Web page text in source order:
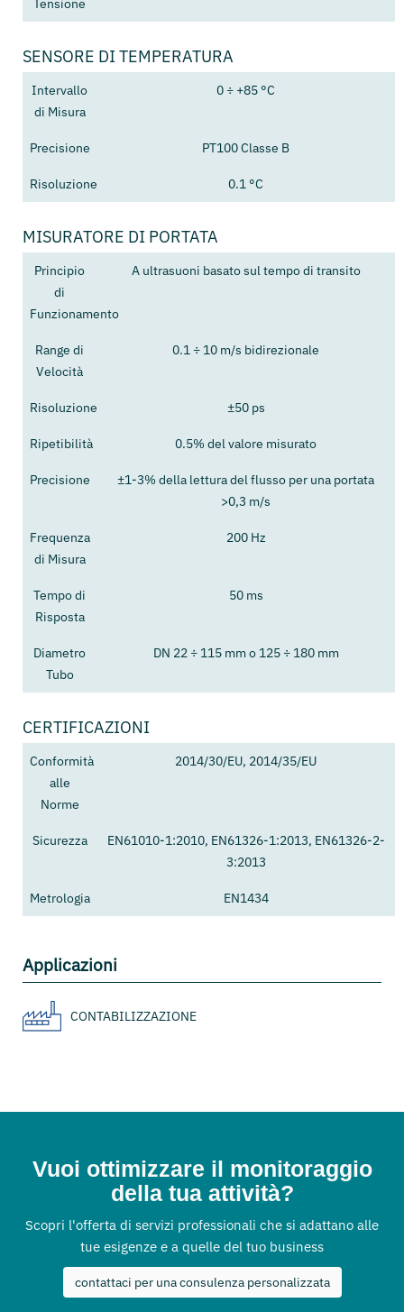
Tensione
SENSORE DI TEMPERATURA
Intervallo
di Misura
0 ÷ +85 °C
Precisione PT100 Classe B
Risoluzione 0.1 °C
MISURATORE DI PORTATA
Principio
di
Funzionamento
A ultrasuoni basato sul tempo di transito
Range di
Velocità
0.1 ÷ 10 m/s bidirezionale
Risoluzione ±50 ps
Ripetibilità 0.5% del valore misurato
Precisione
±1-3% della lettura del flusso per una portata
>0,3 m/s
Frequenza
di Misura
200 Hz
Tempo di
Risposta
50 ms
Diametro
Tubo
DN 22 ÷ 115 mm o 125 ÷ 180 mm
CERTIFICAZIONI
Conformità
alle
Norme
2014/30/EU, 2014/35/EU
Sicurezza
EN61010-1:2010, EN61326-1:2013, EN61326-2-
3:2013
Metrologia EN1434
Applicazioni
CONTABILIZZAZIONE
Vuoi ottimizzare il monitoraggio
della tua attività?
Scopri l'offerta di servizi professionali che si adattano alle
tue esigenze e a quelle del tuo business
contattaci per una consulenza personalizzata